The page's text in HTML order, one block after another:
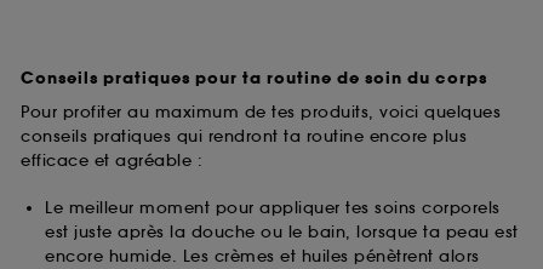
Conseils pratiques pour ta routine de soin du corps
Pour profiter au maximum de tes produits, voici quelques
conseils pratiques qui rendront ta routine encore plus
efficace et agréable :
Le meilleur moment pour appliquer tes soins corporels
est juste après la douche ou le bain, lorsque ta peau est
encore humide. Les crèmes et huiles pénètrent alors